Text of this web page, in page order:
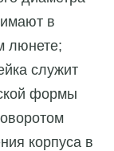
в
люнете;
служит
формы
корпуса в